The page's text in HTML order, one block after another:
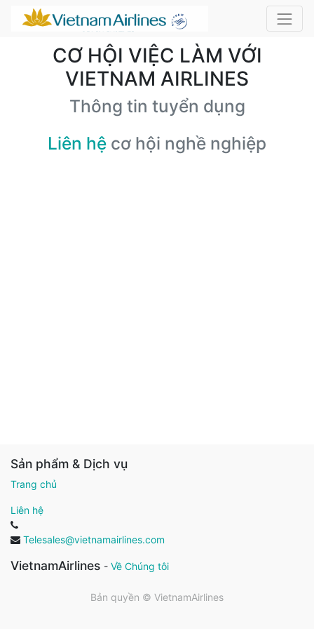
CƠ HỘI VIỆC LÀM VỚI
VIETNAM AIRLINES
Thông tin tuyển dụng
Liên hệ cơ hội nghề nghiệp
Sản phẩm & Dịch vụ
Trang chủ
Liên hệ
Telesales@vietnamairlines.com
VietnamAirlines - Về Chúng tôi
Bản quyền © VietnamAirlines